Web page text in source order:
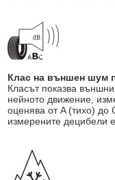
Клас на външен шум
Класът показва
нейното движение,
оценява от A (тихо) до
измерените децибели